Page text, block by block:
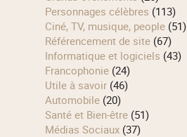
Personnages célèbres (113)
Ciné, TV, musique, people(51)
Référencement de site(67)
Informatique et logiciels (43)
Francophonie(24)
Utile à savoir(46)
Automobile(20)
Santé et Bien-être(51)
Médias Sociaux(37)